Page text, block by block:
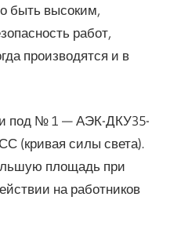
быть высоким,
работ,
производятся и в
под № 1 — АЭК-ДКУ35-
(кривая силы света).
площадь при
на работников